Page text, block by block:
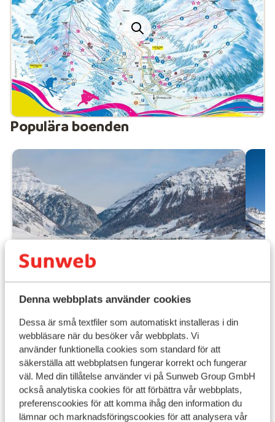
Denna webbplats använder cookies
Dessa är små textfiler som automatiskt installeras i din
webbläsare när du besöker vår webbplats. Vi
använder funktionella cookies som standard för att
säkerställa att webbplatsen fungerar korrekt och fungerar
väl. Med din tillåtelse använder vi på Sunweb Group GmbH
också analytiska cookies för att förbättra vår webbplats,
preferenscookies för att komma ihåg den information du
lämnar och marknadsföringscookies för att analysera vår
Populära boenden
9.6 Fantastisk
Hotel Lac Salin Spa & Mountain
Resort
Livigno Livigno Italien
Utsökt mat